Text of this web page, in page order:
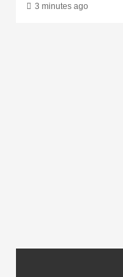
3 minutes ago